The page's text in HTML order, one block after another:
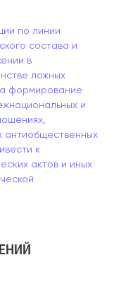
по линии
состава и
в
ложных
формирование
и
антиобщественных
к
актов и иных